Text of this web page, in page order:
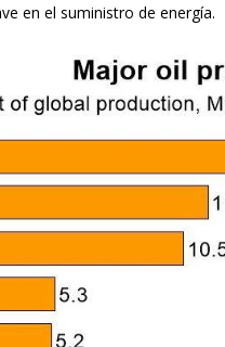
en el suministro de energía.